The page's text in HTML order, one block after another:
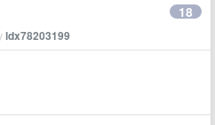
ldx78203199
18